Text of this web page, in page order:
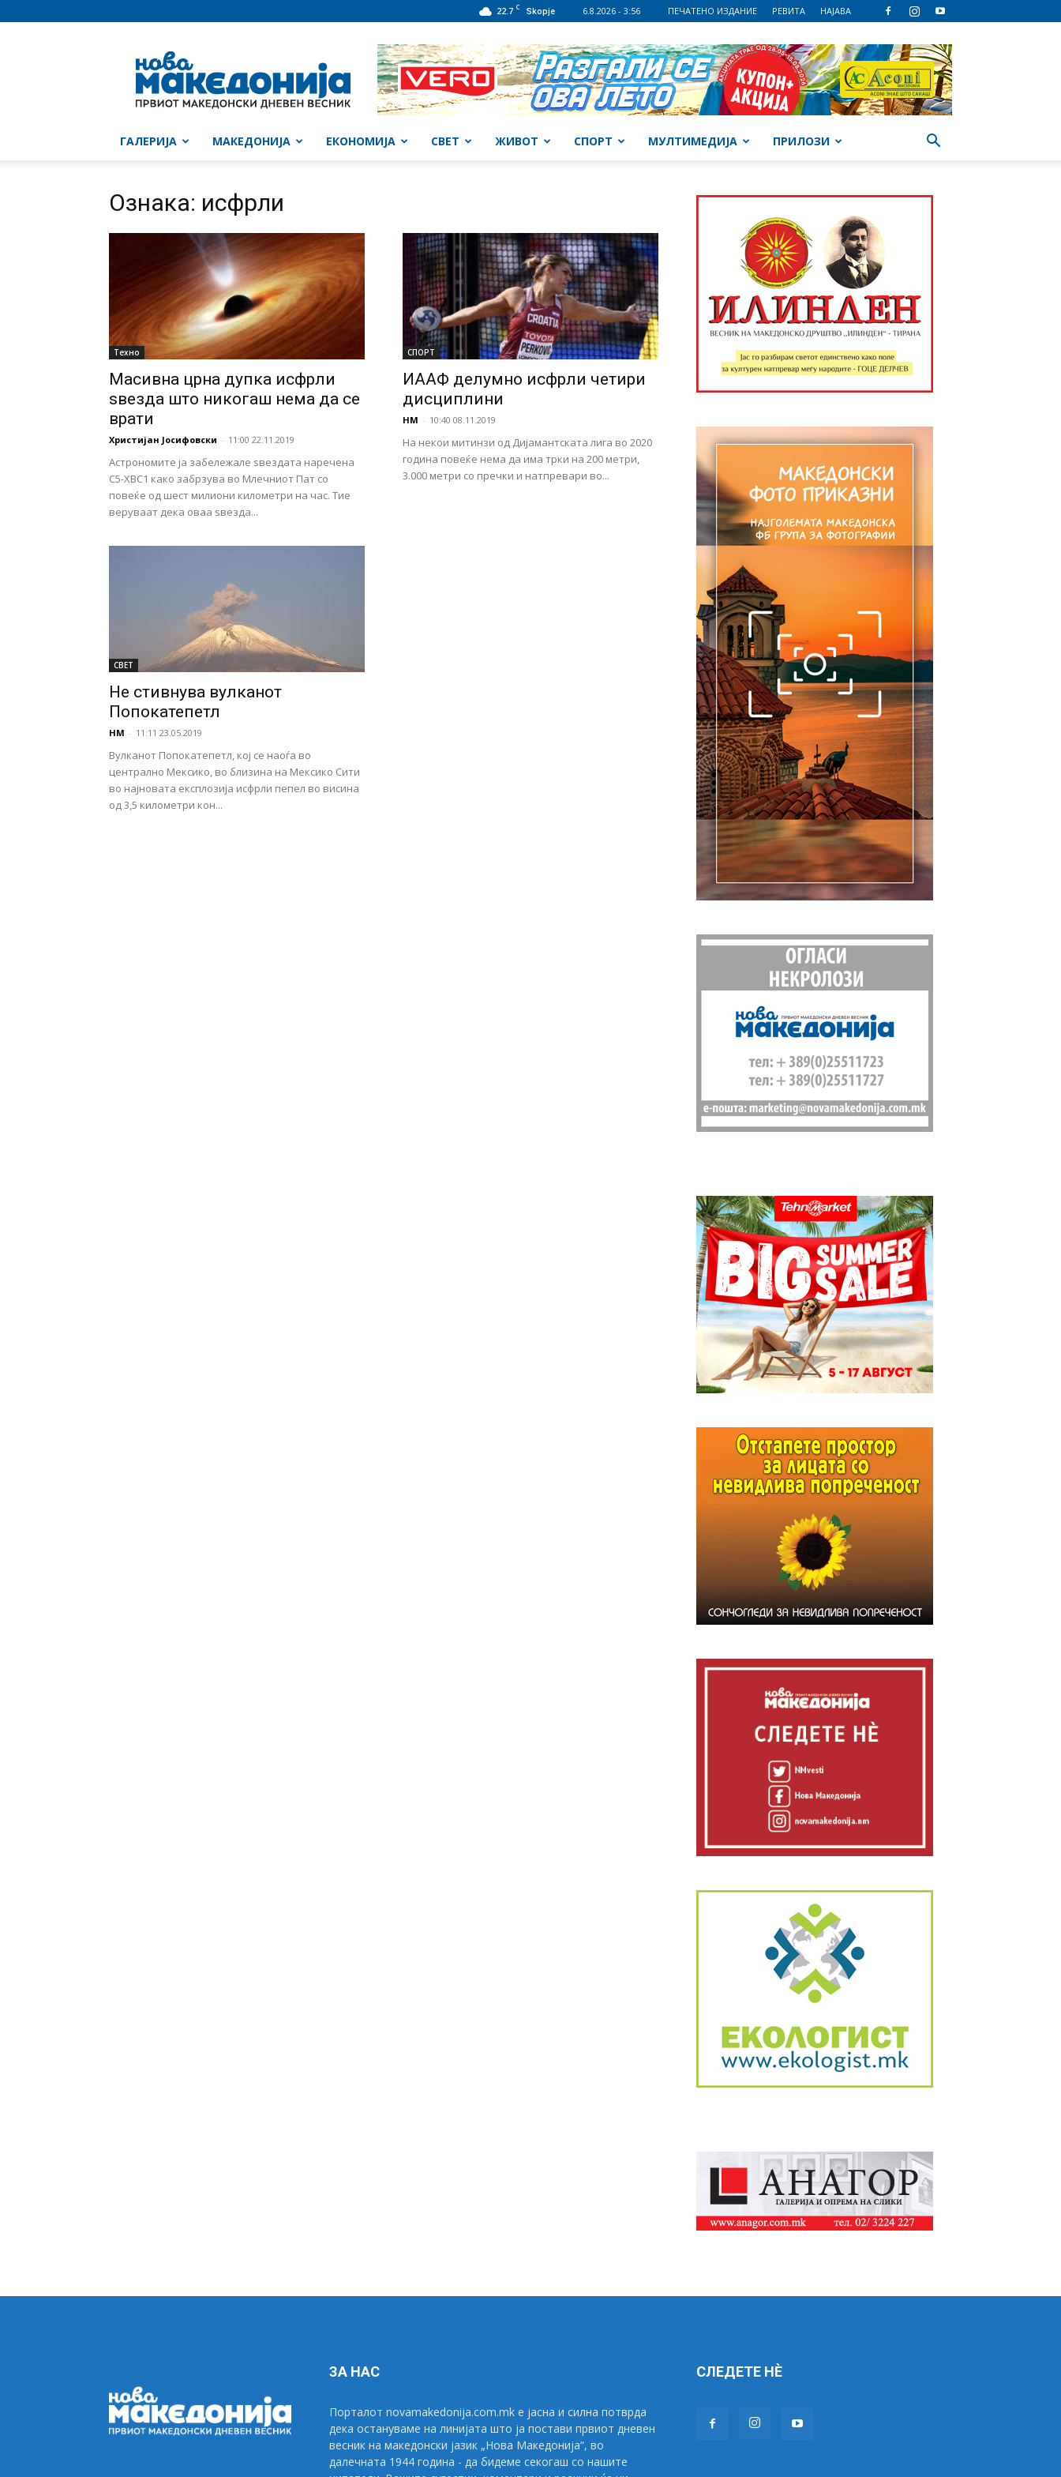
22.7 C Skopje 6.8.2026 - 3:56 ПЕЧАТЕНО ИЗДАНИЕ РЕВИТА НАЈАВА
Македонија
ГАЛЕРИЈА МАКЕДОНИЈА ЕКОНОМИЈА СВЕТ ЖИВОТ СПОРТ МУЛТИМЕДИЈА ПРИЛОЗИ
Ознака: исфрли
Техно
Масивна црна дупка исфрли
ѕвезда што никогаш нема да се
врати
Христијан Јосифовски - 11:00 22.11.2019
Астрономите ја забележале sвездата наречена
С5-ХВС1 како забрзува во Млечниот Пат со
повеќе од шест милиони километри на час. Тие
веруваат дека оваа ѕвезда...
СПОРТ
ИААФ делумно исфрли четири
дисциплини
НМ - 10:40 08.11.2019
На некои митинзи од Дијамантската лига во 2020
година повеќе нема да има трки на 200 метри,
3.000 метри со пречки и натпревари во...
СВЕТ
Не стивнува вулканот
Попокатепетл
НМ - 11:11 23.05.2019
Вулканот Попокатепетл, кој се наоѓа во
централно Мексико, во близина на Мексико Сити
во најновата експлозија исфрли пепел во висина
од 3,5 километри кон...
ЗА НАС
Порталот novamakedonija.com.mk е јасна и силна потврда
дека остануваме на линијата што ја постави првиот дневен
весник на македонски јазик „Нова Македонија“, во
далечната 1944 година - да бидеме секогаш со нашите
СЛЕДЕТЕ НÈ